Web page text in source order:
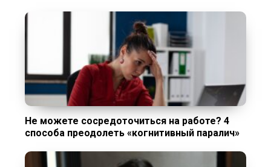
Не можете сосредоточиться на работе? 4
способа преодолеть «когнитивный паралич»